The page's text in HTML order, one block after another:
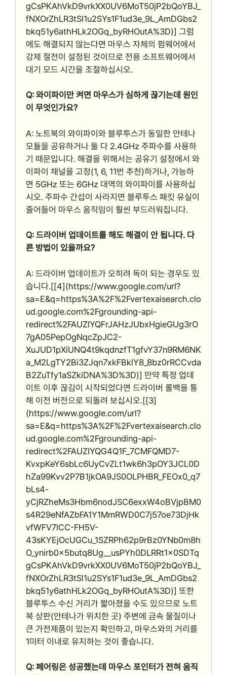
gCsPKAhVkD9vrkXX0UV6MoT50jP2bQoYBJ_
fNXOrZhLR3tSl1u2SYs1F1ud3e_9L_AmDGbs2
bkq51y6athHLk2OGq_byRHOutA%3D)] 그럼
에도 해결되지 않는다면 마우스 자체의 펌웨어에서
강제 절전이 설정된 것이므로 전용 소프트웨어에서
대기 모드 시간을 조절하십시오.
Q: 와이파이만 켜면 마우스가 심하게 끊기는데 원인
이 무엇인가요?
A: 노트북의 와이파이와 블루투스가 동일한 안테나
모듈을 공유하거나 둘 다 2.4GHz 주파수를 사용하
기 때문입니다. 해결을 위해서는 공유기 설정에서 와
이파이 채널을 고정(1, 6, 11번 추천)하거나, 가능하
면 5GHz 또는 6GHz 대역의 와이파이를 사용하십
시오. 주파수 간섭이 사라지면 블루투스 패킷 유실이
줄어들어 마우스 움직임이 훨씬 부드러워집니다.
Q: 드라이버 업데이트를 해도 해결이 안 됩니다. 다
른 방법이 있을까요?
A: 드라이버 업데이트가 오히려 독이 되는 경우도 있
습니다.[[4](https://www.google.com/url?
sa=E&q=https%3A%2F%2Fvertexaisearch.clo
ud.google.com%2Fgrounding-api-
redirect%2FAUZIYQFrJAHzJUbxHgieGUg3rO
7gA05PepOgNqcZpJC2-
XuJUD1pXiUNQ4t9kqdnzfT1gfvY37n9RM6NK
a_M2LgTY2Bi3ZJqn7xkFBklY8_8bz0rRCCvda
B2ZuTfy1aSZkiDNA%3D%3D)] 만약 특정 업데
이트 이후 끊김이 시작되었다면 드라이버 롤백을 통
해 이전 버전으로 되돌려 보십시오.[[3]
(https://www.google.com/url?
sa=E&q=https%3A%2F%2Fvertexaisearch.clo
ud.google.com%2Fgrounding-api-
redirect%2FAUZIYQG4Q1F_7CMFQMD7-
KvxpKeY6sbLc6UyCvZLt1wk6h3pOY3JCL0D
hZa99Kvv2P7B1jkOA9JS0OLPHBR_FEOx0_q7
bLs4-
yCjRZheMs3Hbm6nodJSC6exxW4oBVjpBM0
s4R29eNfAZbFA1Y1MmRWD0C7j57oe73DjHk
vfWFV7lCC-FH5V-
43sKYEjOcUGCu_1SZRPh62p9rBz0YNb0m8h
O_ynirb0x5butq8Ug__usPYh0DLRRt1x0SDTq
gCsPKAhVkD9vrkXX0UV6MoT50jP2bQoYBJ_
fNXOrZhLR3tSl1u2SYs1F1ud3e_9L_AmDGbs2
bkq51y6athHLk2OGq_byRHOutA%3D)] 또한
블루투스 수신 거리가 짧아졌을 수도 있으므로 노트
북 상판(안테나가 위치한 곳) 주변에 금속 물질이나
큰 가전제품이 있는지 확인하고, 마우스와의 거리를
1미터 이내로 유지하는 것이 좋습니다.
Q: 페어링은 성공했는데 마우스 포인터가 전혀 움직